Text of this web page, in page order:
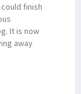
finish
It is now
away